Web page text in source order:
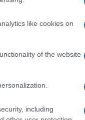
like cookies on
of the website
including
Nelly GSM
18 bemutató
ekkor rántja le a leplet
az új